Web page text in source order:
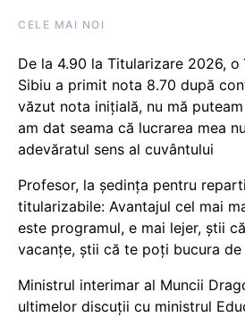
CELE MAI NOI
De la 4.90 la Titularizare 2026,
Sibiu a primit nota 8.70 după
văzut nota inițială, nu mă
am dat seama că lucrarea mea
adevăratul sens al cuvântului
Profesor, la ședința pentru
titularizabile: Avantajul cel mai
este programul, e mai lejer, știi
vacanţe, știi că te poți bucura
Ministrul interimar al Muncii
ultimelor discuții cu ministrul